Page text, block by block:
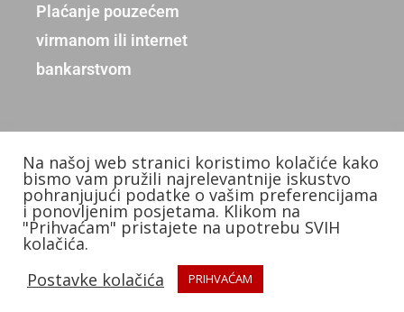
Plaćanje pouzećem
virmanom ili internet
bankarstvom
Copyright © 2026. Donum d.o.o.
Izradio: KB Studios
Na našoj web stranici koristimo kolačiće kako
bismo vam pružili najrelevantnije iskustvo
pohranjujući podatke o vašim preferencijama
i ponovljenim posjetama. Klikom na
"Prihvaćam" pristajete na upotrebu SVIH
kolačića.
Postavke kolačića
PRIHVAĆAM